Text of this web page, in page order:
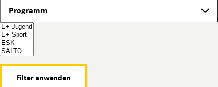
Programm
Filter anwenden